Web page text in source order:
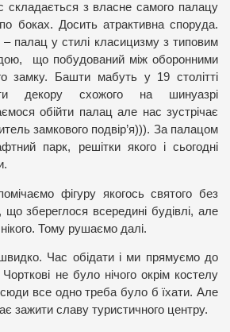
складається з власне самого палацу
боках. Досить атрактивна споруда.
– палац у стилі класицизму з типовим
що побудований між оборонними
замку. Башти мабуть у 19 столітті
декору схожого на шинуазрі
обійти палац але нас зустрічає
замкового подвір’я))). За палацом
парк, решітки якого і сьогодні
фігуру якогось святого без
що збереглося всередині будівлі, але
Тому рушаємо далі.
Час обідати і ми прямуємо до
не було нічого окрім костелу
сюди все одно треба було б їхати. Але
зажити славу туристичного центру.